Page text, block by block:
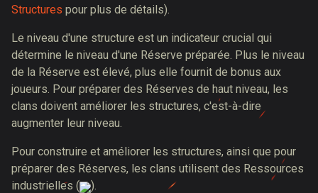
Structures pour plus de détails).
Le niveau d'une structure est un indicateur crucial qui
détermine le niveau d'une Réserve préparée. Plus le niveau
de la Réserve est élevé, plus elle fournit de bonus aux
joueurs. Pour préparer des Réserves de haut niveau, les
clans doivent améliorer les structures, c'est-à-dire
augmenter leur niveau.
Pour construire et améliorer les structures, ainsi que pour
préparer des Réserves, les clans utilisent des Ressources
industrielles (
).